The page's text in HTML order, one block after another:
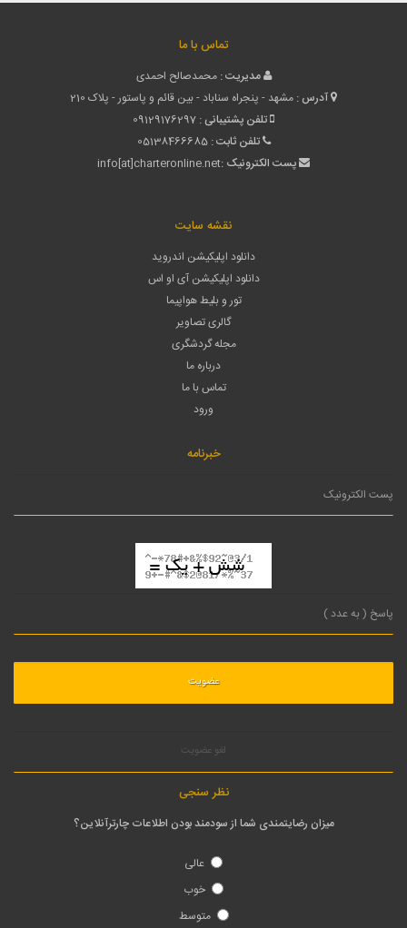
تماس با ما
مدیریت : محمدصالح احمدی
آدرس : مشهد - پنجراه سناباد - بین قائم و پاستور - پلاک 210
تلفن پشتیبانی : 09129176297
تلفن ثابت : 05138466685
پست الکترونیک :info[at]charteronline.net
نقشه سایت
دانلود اپلیکیشن اندروید
دانلود اپلیکیشن آی او اس
تور و بلیط هواپیما
گالری تصاویر
مجله گردشگری
درباره ما
تماس با ما
ورود
خبرنامه
لغو عضویت
نظر سنجی
میزان رضایتمندی شما از سودمند بودن اطلاعات چارترآنلاین؟
عالی
خوب
متوسط